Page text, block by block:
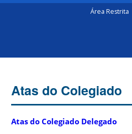
Área Restrita
Atas do Colegiado
Atas do Colegiado Delegado